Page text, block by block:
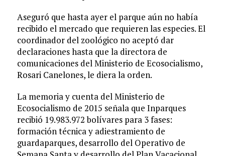
Aseguró que hasta ayer el parque aún no había
recibido el mercado que requieren las especies. El
coordinador del zoológico no aceptó dar
declaraciones hasta que la directora de
comunicaciones del Ministerio de Ecosocialismo,
Rosari Canelones, le diera la orden.
La memoria y cuenta del Ministerio de
Ecosocialismo de 2015 señala que Inparques
recibió 19.983.972 bolívares para 3 fases:
formación técnica y adiestramiento de
guardaparques, desarrollo del Operativo de